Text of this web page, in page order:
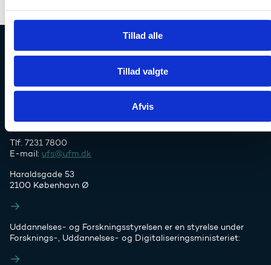
Tillad alle
Tillad valgte
Afvis
Tlf. 7231 7800
E-mail: ufs@ufm.dk
Haraldsgade 53
2100 København Ø
Uddannelses- og Forskningsstyrelsen er en styrelse under
Forsknings-, Uddannelses- og Digitaliseringsministeriet: